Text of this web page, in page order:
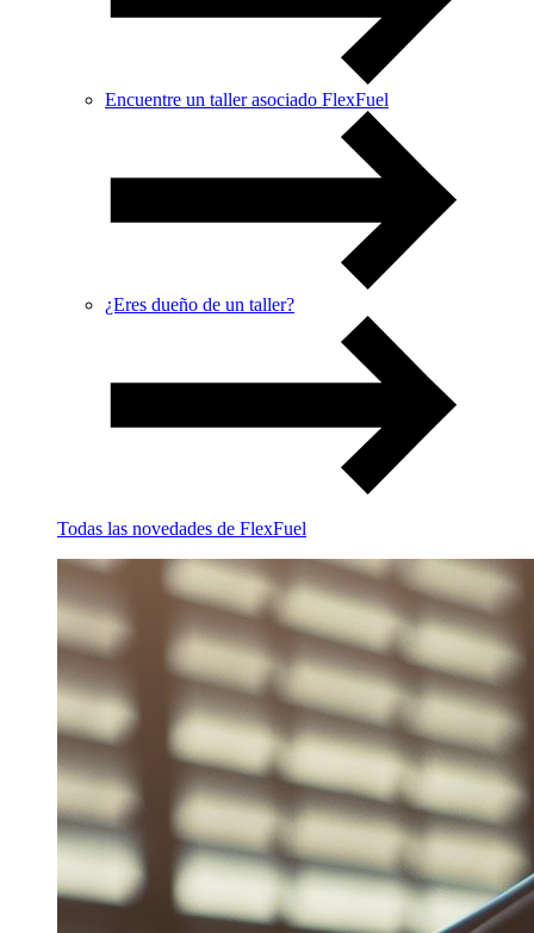
Encuentre un taller asociado FlexFuel
¿Eres dueño de un taller?
Todas las novedades de FlexFuel